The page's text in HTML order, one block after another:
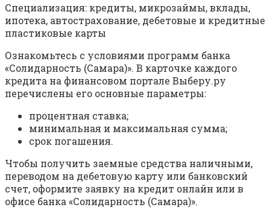
Специализация: кредиты, микрозаймы, вклады,
ипотека, автострахование, дебетовые и кредитные
пластиковые карты
Ознакомьтесь с условиями программ банка
«Солидарность (Самара)». В карточке каждого
кредита на финансовом портале Выберу.ру
перечислены его основные параметры:
процентная ставка;
минимальная и максимальная сумма;
срок погашения.
Чтобы получить заемные средства наличными,
переводом на дебетовую карту или банковский
счет, оформите заявку на кредит онлайн или в
офисе банка «Солидарность (Самара)».